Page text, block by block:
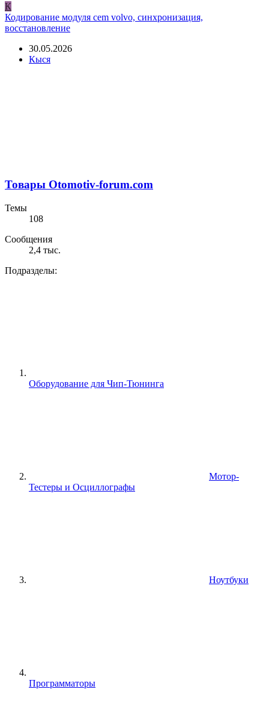
К
Кодирование модуля cem volvo, синхронизация,
восстановление
30.05.2026
Кыся
Товары Otomotiv-forum.com
Темы
108
Сообщения
2,4 тыс.
Подразделы:
Оборудование для Чип-Тюнинга
Мотор-
Тестеры и Осциллографы
Ноутбуки
Программаторы